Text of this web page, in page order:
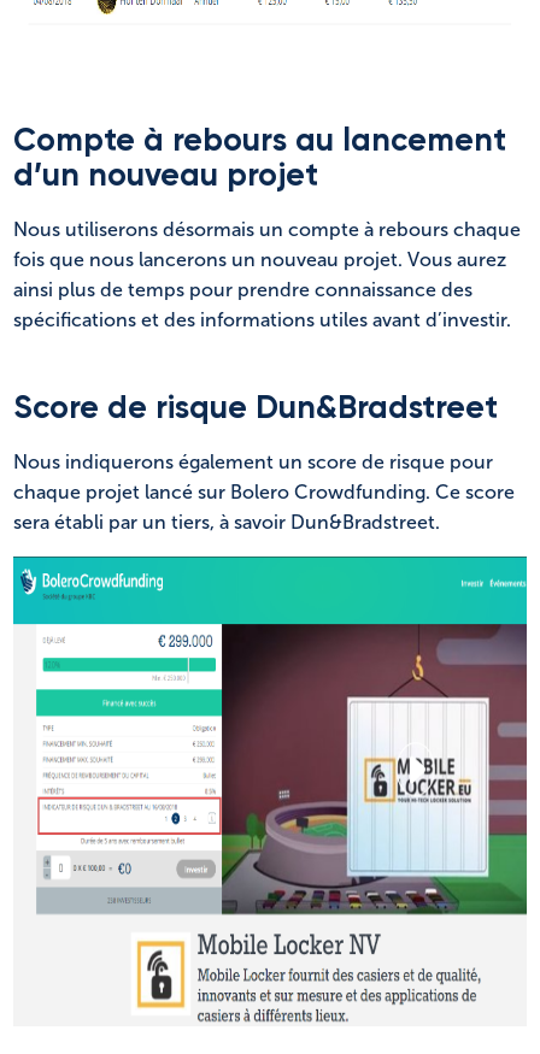
Compte à rebours au lancement
d’un nouveau projet
Nous utiliserons désormais un compte à rebours chaque
fois que nous lancerons un nouveau projet. Vous aurez
ainsi plus de temps pour prendre connaissance des
spécifications et des informations utiles avant d’investir.
Score de risque Dun&Bradstreet
Nous indiquerons également un score de risque pour
chaque projet lancé sur Bolero Crowdfunding. Ce score
sera établi par un tiers, à savoir Dun&Bradstreet.